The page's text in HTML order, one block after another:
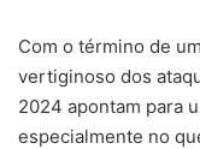
Com o término de
vertiginoso dos
2024 apontam para
especialmente no